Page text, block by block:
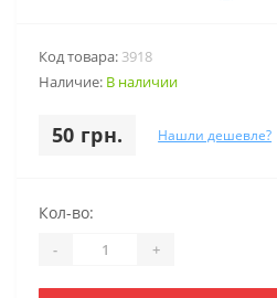
Код товара: 3918
Наличие: В наличии
50 грн. Нашли дешевле?
Кол-во:
- +